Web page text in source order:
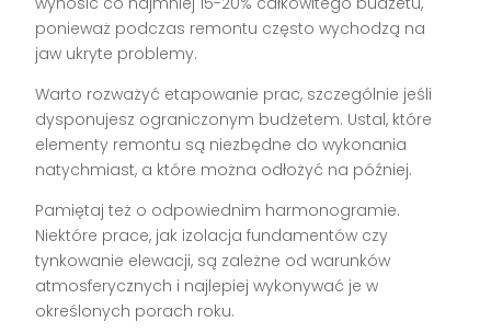
ponieważ podczas remontu często wychodzą na
jaw ukryte problemy.
Warto rozważyć etapowanie prac, szczególnie jeśli
dysponujesz ograniczonym budżetem. Ustal, które
elementy remontu są niezbędne do wykonania
natychmiast, a które można odłożyć na później.
Pamiętaj też o odpowiednim harmonogramie.
Niektóre prace, jak izolacja fundamentów czy
tynkowanie elewacji, są zależne od warunków
atmosferycznych i najlepiej wykonywać je w
określonych porach roku.